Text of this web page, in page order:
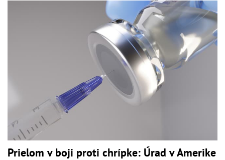
Prielom v boji proti chrípke: Úrad v Amerike